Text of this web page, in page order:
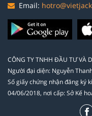
Email:
CÔNG TY TNHH ĐẦU TƯ VÀ
Người đại diện: Nguyễn
Số giấy chứng nhận đăng ký
04/06/2018, nơi cấp: Sở Kế